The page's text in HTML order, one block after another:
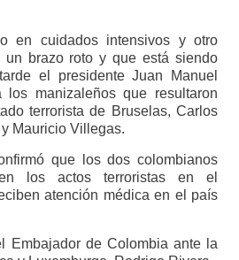
en cuidados intensivos y otro
un brazo roto y que está siendo
el presidente Juan Manuel
manizaleños que resultaron
terrorista de Bruselas, Carlos
Mauricio Villegas.
que los dos colombianos
los actos terroristas en el
atención médica en el país
Embajador de Colombia ante la